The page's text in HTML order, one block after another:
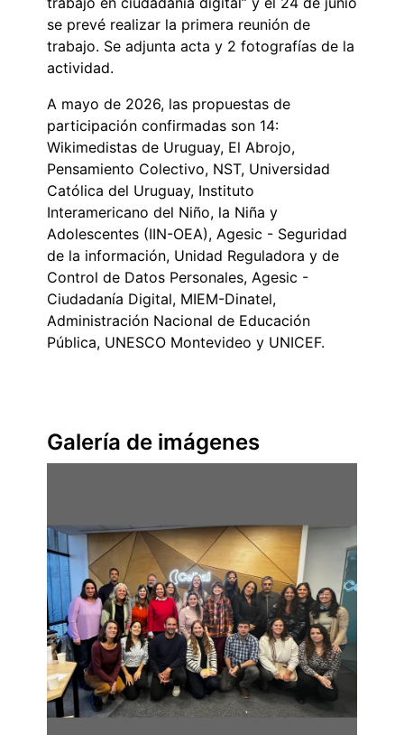
se prevé realizar la primera reunión de
trabajo. Se adjunta acta y 2 fotografías de la
actividad.
A mayo de 2026, las propuestas de
participación confirmadas son 14:
Wikimedistas de Uruguay, El Abrojo,
Pensamiento Colectivo, NST, Universidad
Católica del Uruguay, Instituto
Interamericano del Niño, la Niña y
Adolescentes (IIN-OEA), Agesic - Seguridad
de la información, Unidad Reguladora y de
Control de Datos Personales, Agesic -
Ciudadanía Digital, MIEM-Dinatel,
Administración Nacional de Educación
Pública, UNESCO Montevideo y UNICEF.
Galería de imágenes